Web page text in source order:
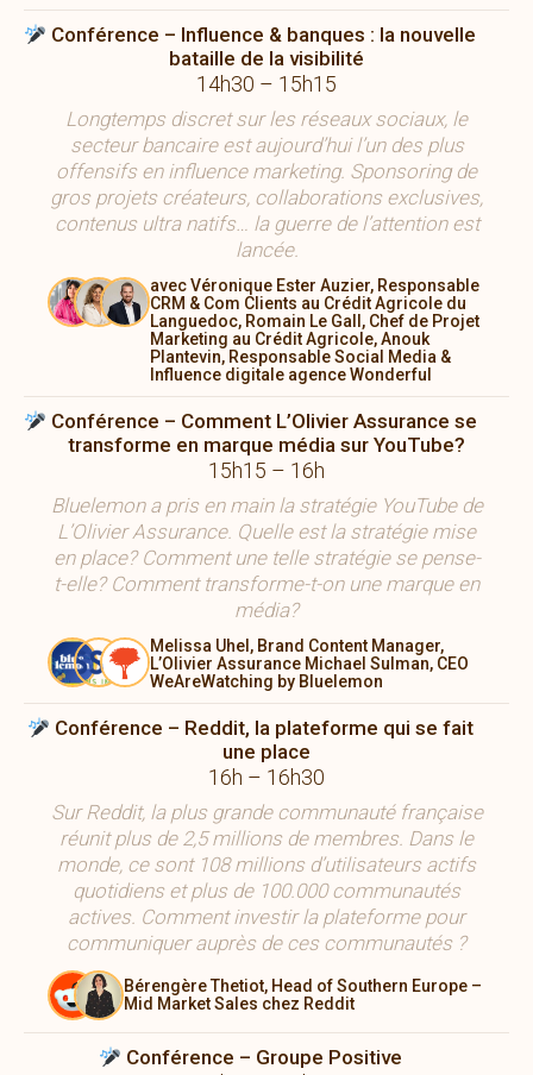
Conférence – Influence & banques : la nouvelle
bataille de la visibilité
14h30 – 15h15
Longtemps discret sur les réseaux sociaux, le
secteur bancaire est aujourd’hui l’un des plus
offensifs en influence marketing. Sponsoring de
gros projets créateurs, collaborations exclusives,
contenus ultra natifs… la guerre de l’attention est
lancée.
avec Véronique Ester Auzier, Responsable
CRM & Com Clients au Crédit Agricole du
Languedoc, Romain Le Gall, Chef de Projet
Marketing au Crédit Agricole, Anouk
Plantevin, Responsable Social Media &
Influence digitale agence Wonderful
Conférence – Comment L’Olivier Assurance se
transforme en marque média sur YouTube?
15h15 – 16h
Bluelemon a pris en main la stratégie YouTube de
L’Olivier Assurance. Quelle est la stratégie mise
en place? Comment une telle stratégie se pense-
t-elle? Comment transforme-t-on une marque en
média?
Melissa Uhel, Brand Content Manager,
L’Olivier Assurance Michael Sulman, CEO
WeAreWatching by Bluelemon
Conférence – Reddit, la plateforme qui se fait
une place
16h – 16h30
Sur Reddit, la plus grande communauté française
réunit plus de 2,5 millions de membres. Dans le
monde, ce sont 108 millions d’utilisateurs actifs
quotidiens et plus de 100.000 communautés
actives. Comment investir la plateforme pour
communiquer auprès de ces communautés ?
Bérengère Thetiot, Head of Southern Europe –
Mid Market Sales chez Reddit
Conférence – Groupe Positive